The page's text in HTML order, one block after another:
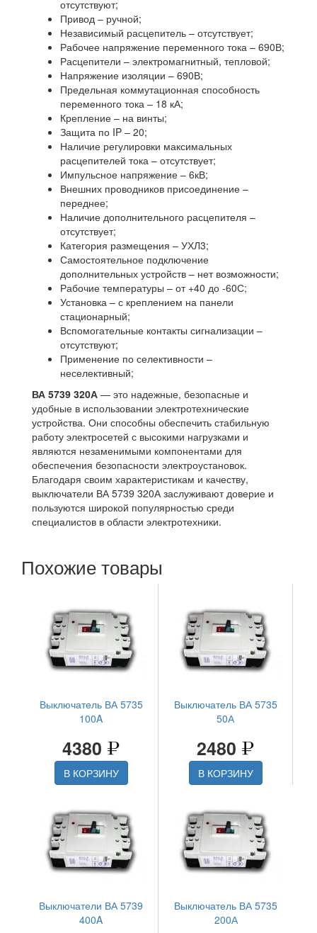
отсутствуют;
Привод – ручной;
Независимый расцепитель – отсутствует;
Рабочее напряжение переменного тока – 690В;
Расцепители – электромагнитный, тепловой;
Напряжение изоляции – 690В;
Предельная коммутационная способность
переменного тока – 18 кА;
Крепление – на винты;
Защита по IP – 20;
Наличие регулировки максимальных
расцепителей тока – отсутствует;
Импульсное напряжение – 6кВ;
Внешних проводников присоединение –
переднее;
Наличие дополнительного расцепителя –
отсутствует;
Категория размещения – УХЛ3;
Самостоятельное подключение
дополнительных устройств – нет возможности;
Рабочие температуры – от +40 до -60С;
Установка – с креплением на панели
стационарный;
Вспомогательные контакты сигнализации –
отсутствуют;
Применение по селективности –
неселективный;
ВА 5739 320А — это надежные, безопасные и
удобные в использовании электротехнические
устройства. Они способны обеспечить стабильную
работу электросетей с высокими нагрузками и
являются незаменимыми компонентами для
обеспечения безопасности электроустановок.
Благодаря своим характеристикам и качеству,
выключатели ВА 5739 320А заслуживают доверие и
пользуются широкой популярностью среди
специалистов в области электротехники.
Похожие товары
Выключатель ВА 5735
100A
4380
В КОРЗИНУ
Выключатель ВА 5735
50А
2480
В КОРЗИНУ
Выключатели ВА 5739
400A
Выключатель ВА 5735
200А